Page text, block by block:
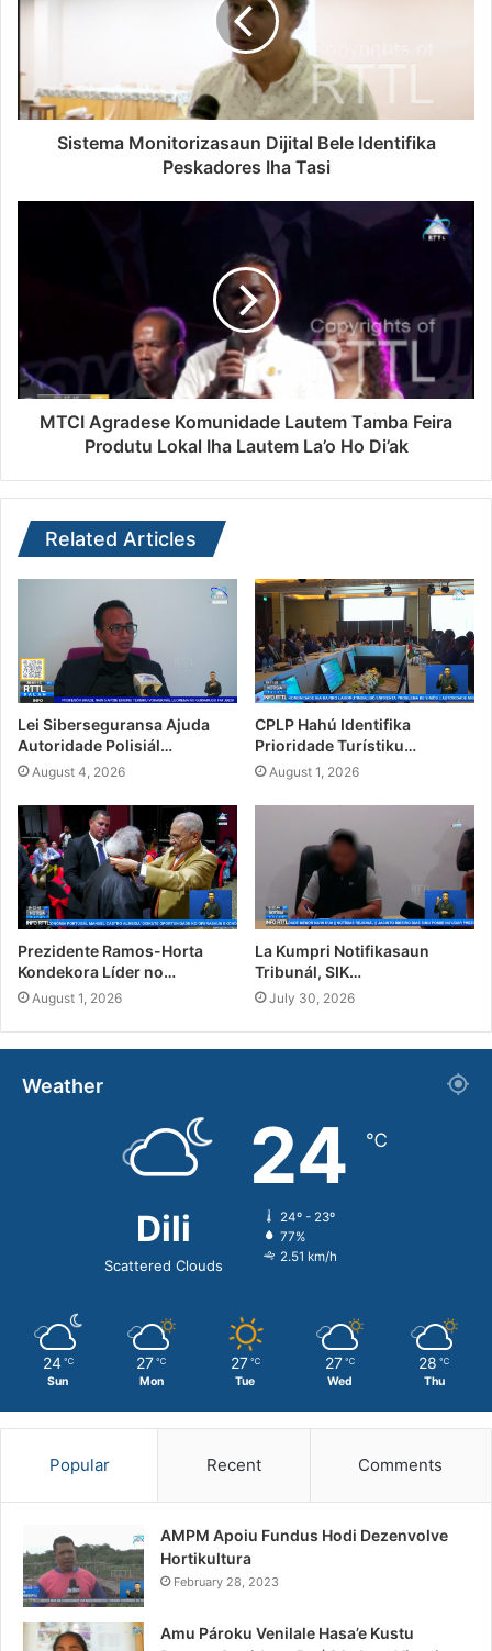
Sistema Monitorizasaun Dijital Bele Identifika
Peskadores Iha Tasi
MTCI Agradese Komunidade Lautem Tamba Feira
Produtu Lokal Iha Lautem La’o Ho Di’ak
Related Articles
Lei Siberseguransa Ajuda
Autoridade Polisiál…
August 4, 2026
CPLP Hahú Identifika
Prioridade Turístiku…
August 1, 2026
Prezidente Ramos-Horta
Kondekora Líder no…
August 1, 2026
La Kumpri Notifikasaun
Tribunál, SIK…
July 30, 2026
Weather
Dili
Scattered Clouds
24 ℃
24º - 23º
77%
2.51 km/h
24 ℃
Sun
27 ℃
Mon
27 ℃
Tue
27 ℃
Wed
28 ℃
Thu
Popular Recent Comments
AMPM Apoiu Fundus Hodi Dezenvolve
Hortikultura
February 28, 2023
Amu Pároku Venilale Hasa’e Kustu